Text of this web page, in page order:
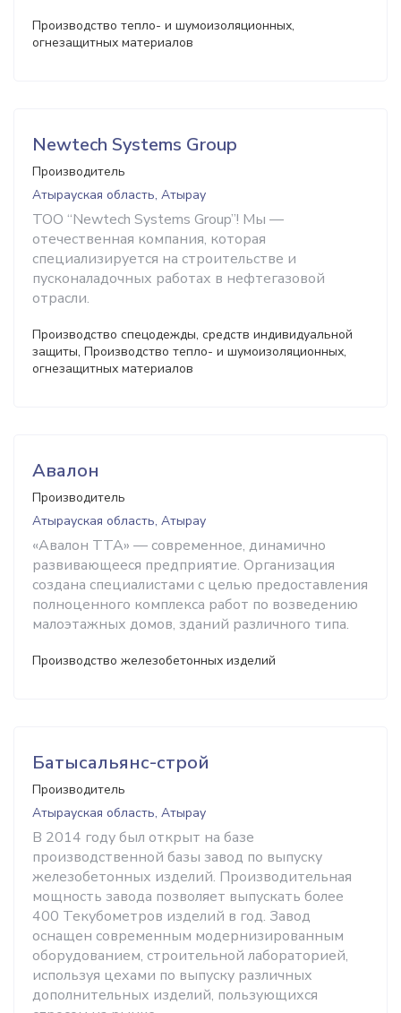
Производство тепло- и шумоизоляционных,
огнезащитных материалов
Newtech Systems Group
Производитель
Атырауская область, Атырау
ТОО “Newtech Systems Group”! Мы —
отечественная компания, которая
специализируется на строительстве и
пусконаладочных работах в нефтегазовой
отрасли.
Производство спецодежды, средств индивидуальной
защиты, Производство тепло- и шумоизоляционных,
огнезащитных материалов
Авалон
Производитель
Атырауская область, Атырау
«Авалон ТТА» — современное, динамично
развивающееся предприятие. Организация
создана специалистами с целью предоставления
полноценного комплекса работ по возведению
малоэтажных домов, зданий различного типа.
Производство железобетонных изделий
Батысальянс-строй
Производитель
Атырауская область, Атырау
В 2014 году был открыт на базе
производственной базы завод по выпуску
железобетонных изделий. Производительная
мощность завода позволяет выпускать более
400 Текубометров изделий в год. Завод
оснащен современным модернизированным
оборудованием, строительной лабораторией,
используя цехами по выпуску различных
дополнительных изделий, пользующихся